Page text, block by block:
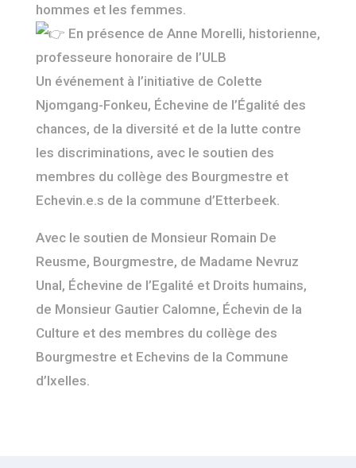
hommes et les femmes.
En présence de Anne Morelli, historienne,
professeure honoraire de l’ULB
Un événement à l’initiative de Colette
Njomgang-Fonkeu, Échevine de l’Égalité des
chances, de la diversité et de la lutte contre
les discriminations, avec le soutien des
membres du collège des Bourgmestre et
Echevin.e.s de la commune d’Etterbeek.
Avec le soutien de Monsieur Romain De
Reusme, Bourgmestre, de Madame Nevruz
Unal, Échevine de l’Egalité et Droits humains,
de Monsieur Gautier Calomne, Échevin de la
Culture et des membres du collège des
Bourgmestre et Echevins de la Commune
d’Ixelles.